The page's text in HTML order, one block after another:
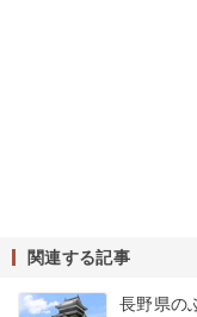
関連する記事
長野県の